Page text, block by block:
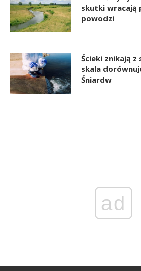
skutki wracają
powodzi
Ścieki znikają
skala
Śniardw
ad